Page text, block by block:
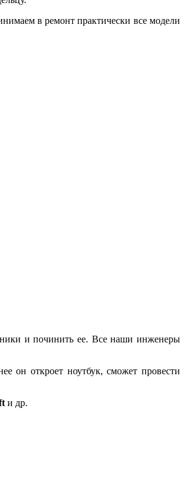
в ремонт практически все модели
и починить ее. Все наши инженеры
он откроет ноутбук, сможет провести
и др.